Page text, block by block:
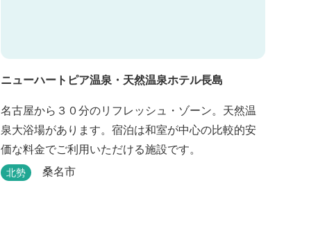
ニューハートピア温泉・天然温泉ホテル長島
名古屋から３０分のリフレッシュ・ゾーン。天然温
泉大浴場があります。宿泊は和室が中心の比較的安
価な料金でご利用いただける施設です。
北勢 桑名市